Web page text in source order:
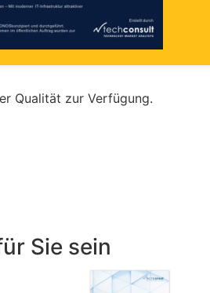
Qualität zur Verfügung.
Sie sein